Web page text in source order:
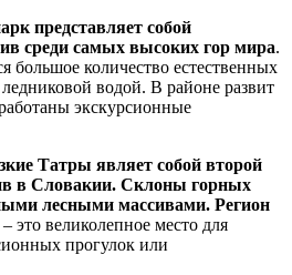
представляет собой
среди самых высоких гор мира.
большое количество естественных
водой. В районе развит
экскурсионные
Татры являет собой второй
в Словакии. Склоны горных
лесными массивами. Регион
это великолепное место для
прогулок или